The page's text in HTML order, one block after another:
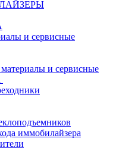
и сервисные
и сервисные
иммобилайзера